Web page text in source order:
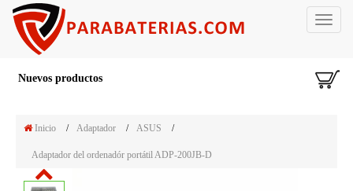
Toggle
Nuevos productos
Inicio / Adaptador / ASUS /
Adaptador del ordenadór portátil ADP-200JB-D